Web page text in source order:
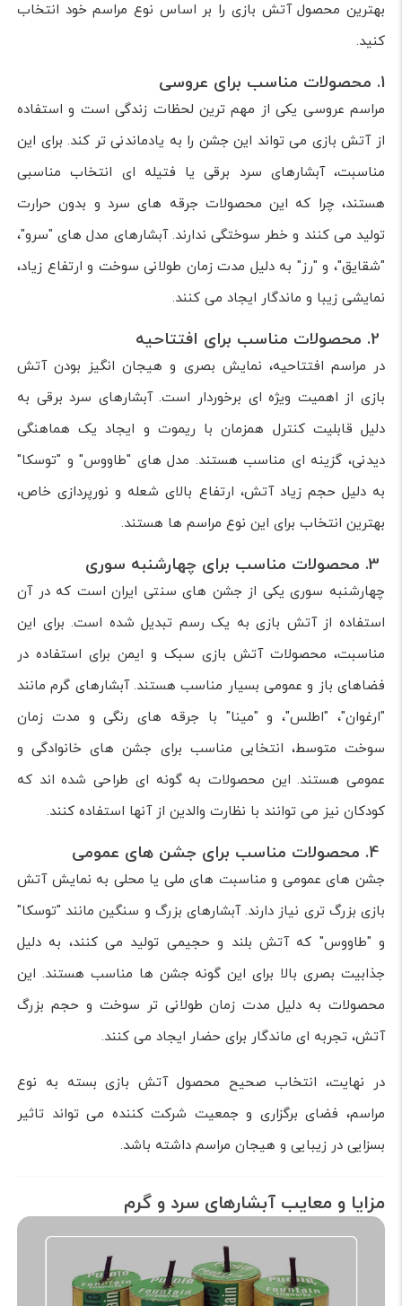
بهترین محصول آتش بازی را بر اساس نوع مراسم خود انتخاب
کنید.
1. محصولات مناسب برای عروسی
مراسم عروسی یکی از مهم ترین لحظات زندگی است و استفاده
از آتش بازی می تواند این جشن را به یادماندنی تر کند. برای این
مناسبت، آبشارهای سرد برقی یا فتیله ای انتخاب مناسبی
هستند، چرا که این محصولات جرقه های سرد و بدون حرارت
تولید می کنند و خطر سوختگی ندارند. آبشارهای مدل های "سرو"،
"شقایق"، و "رز" به دلیل مدت زمان طولانی سوخت و ارتفاع زیاد،
نمایشی زیبا و ماندگار ایجاد می کنند.
در مراسم افتتاحیه، نمایش بصری و هیجان انگیز بودن آتش
بازی از اهمیت ویژه ای برخوردار است. آبشارهای سرد برقی به
دلیل قابلیت کنترل همزمان با ریموت و ایجاد یک هماهنگی
دیدنی، گزینه ای مناسب هستند. مدل های "طاووس" و "توسکا"
به دلیل حجم زیاد آتش، ارتفاع بالای شعله و نورپردازی خاص،
بهترین انتخاب برای این نوع مراسم ها هستند.
چهارشنبه سوری یکی از جشن های سنتی ایران است که در آن
استفاده از آتش بازی به یک رسم تبدیل شده است. برای این
مناسبت، محصولات آتش بازی سبک و ایمن برای استفاده در
فضاهای باز و عمومی بسیار مناسب هستند. آبشارهای گرم مانند
"ارغوان"، "اطلس"، و "مینا" با جرقه های رنگی و مدت زمان
سوخت متوسط، انتخابی مناسب برای جشن های خانوادگی و
عمومی هستند. این محصولات به گونه ای طراحی شده اند که
کودکان نیز می توانند با نظارت والدین از آنها استفاده کنند.
جشن های عمومی و مناسبت های ملی یا محلی به نمایش آتش
بازی بزرگ تری نیاز دارند. آبشارهای بزرگ و سنگین مانند "توسکا"
و "طاووس" که آتش بلند و حجیمی تولید می کنند، به دلیل
جذابیت بصری بالا برای این گونه جشن ها مناسب هستند. این
محصولات به دلیل مدت زمان طولانی تر سوخت و حجم بزرگ
آتش، تجربه ای ماندگار برای حضار ایجاد می کنند.
در نهایت، انتخاب صحیح محصول آتش بازی بسته به نوع
مراسم، فضای برگزاری و جمعیت شرکت کننده می تواند تاثیر
بسزایی در زیبایی و هیجان مراسم داشته باشد.
مزایا و معایب آبشارهای سرد و گرم